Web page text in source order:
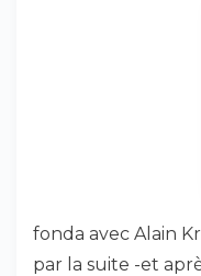
fonda avec Alain
par la suite -et